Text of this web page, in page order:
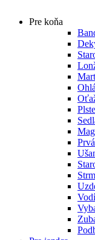
Main
Pre koňa